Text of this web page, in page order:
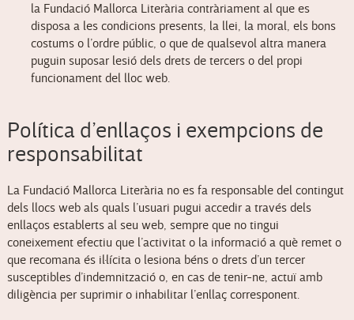
la Fundació Mallorca Literària contràriament al que es
disposa a les condicions presents, la llei, la moral, els bons
costums o l’ordre públic, o que de qualsevol altra manera
puguin suposar lesió dels drets de tercers o del propi
funcionament del lloc web.
Política d’enllaços i exempcions de
responsabilitat
La Fundació Mallorca Literària no es fa responsable del contingut
dels llocs web als quals l’usuari pugui accedir a través dels
enllaços establerts al seu web, sempre que no tingui
coneixement efectiu que l’activitat o la informació a què remet o
que recomana és il·lícita o lesiona béns o drets d’un tercer
susceptibles d’indemnització o, en cas de tenir-ne, actuï amb
diligència per suprimir o inhabilitar l’enllaç corresponent.